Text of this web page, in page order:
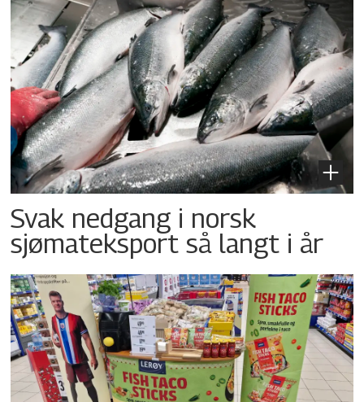
Svak nedgang i norsk
sjømateksport så langt i år